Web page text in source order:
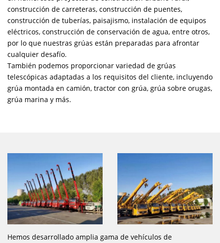
construcción de carreteras, construcción de puentes,
construcción de tuberías, paisajismo, instalación de equipos
eléctricos, construcción de conservación de agua, entre otros,
por lo que nuestras grúas están preparadas para afrontar
cualquier desafío.
También podemos proporcionar variedad de grúas
telescópicas adaptadas a los requisitos del cliente, incluyendo
grúa montada en camión, tractor con grúa, grúa sobre orugas,
grúa marina y más.
Hemos desarrollado amplia gama de vehículos de